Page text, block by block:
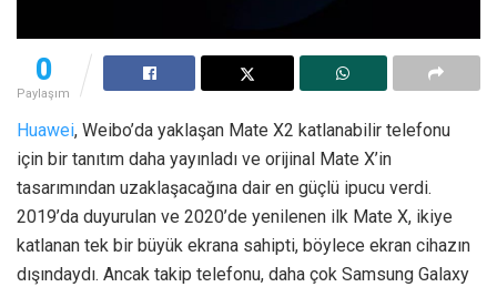
0
Paylaşım
Huawei, Weibo’da yaklaşan Mate X2 katlanabilir telefonu
için bir tanıtım daha yayınladı ve orijinal Mate X’in
tasarımından uzaklaşacağına dair en güçlü ipucu verdi.
2019’da duyurulan ve 2020’de yenilenen ilk Mate X, ikiye
katlanan tek bir büyük ekrana sahipti, böylece ekran cihazın
dışındaydı. Ancak takip telefonu, daha çok Samsung Galaxy